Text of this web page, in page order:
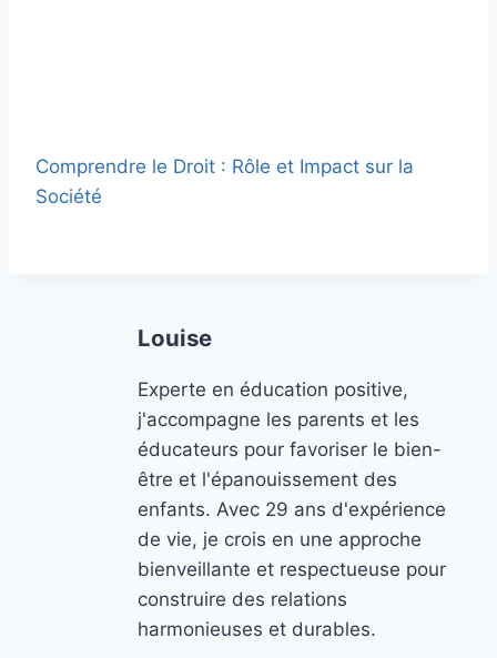
Comprendre le Droit : Rôle et Impact sur la
Société
Louise
Experte en éducation positive,
j'accompagne les parents et les
éducateurs pour favoriser le bien-
être et l'épanouissement des
enfants. Avec 29 ans d'expérience
de vie, je crois en une approche
bienveillante et respectueuse pour
construire des relations
harmonieuses et durables.